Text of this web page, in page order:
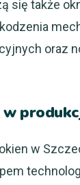
się także
oraz
w